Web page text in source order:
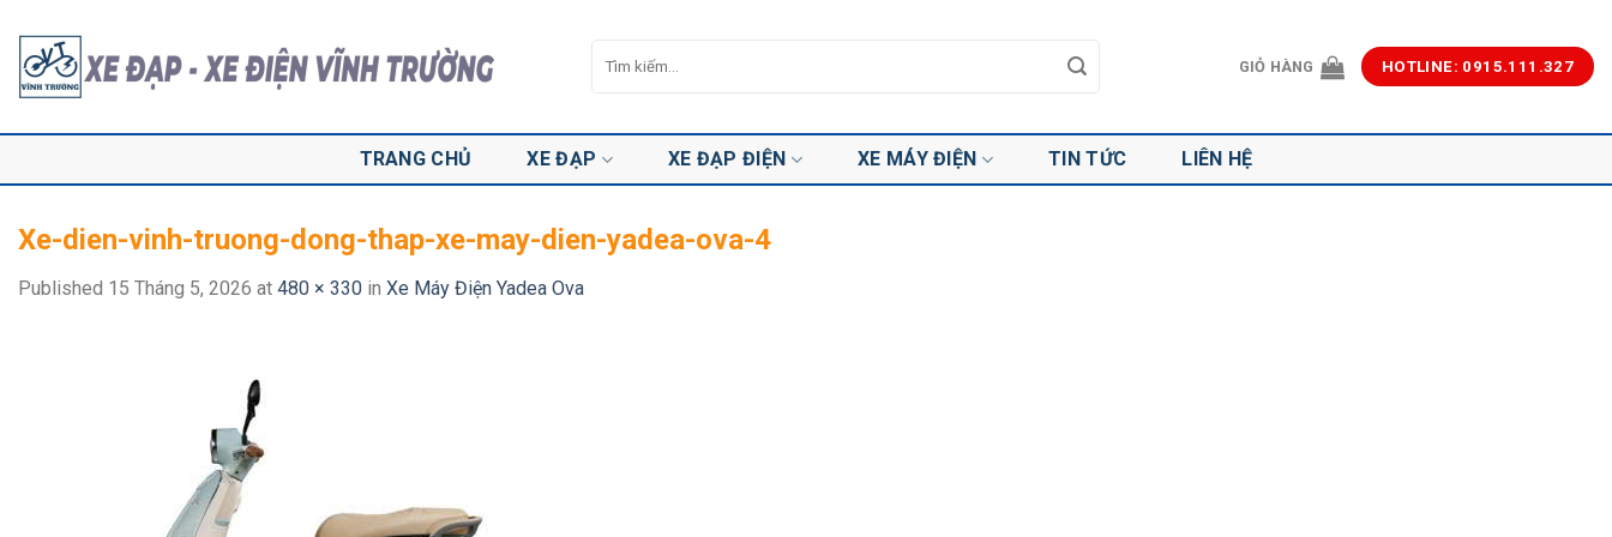
content
kiếm:
GIỎ HÀNG HOTLINE: 0915.111.327
TRANG CHỦ XE ĐẠP XE ĐẠP ĐIỆN XE MÁY ĐIỆN TIN TỨC LIÊN HỆ
Xe-dien-vinh-truong-dong-thap-xe-may-dien-yadea-ova-4
Published 15 Tháng 5, 2026 at 480 × 330 in Xe Máy Điện Yadea Ova